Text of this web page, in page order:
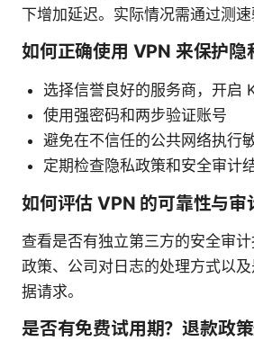
下增加延迟。实际情况需通过测速
如何正确使用 VPN 来保护隐
选择信誉良好的服务商，开启
使用强密码和两步验证账号
避免在不信任的公共网络执行
定期检查隐私政策和安全审计
如何评估 VPN 的可靠性与审
查看是否有独立第三方的安全审
政策、公司对日志的处理方式以
据请求。
是否有免费试用期？退款政策